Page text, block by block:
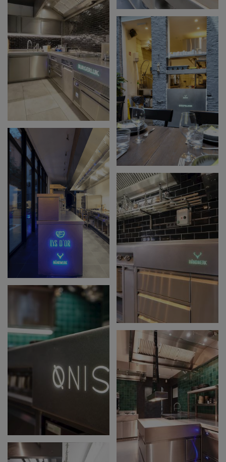
KONRAD-
ADENAUER-
STIFTUNG /
EVENTKEUKEN
BURGERLIJK
AMBACHTELIJKE
KEUKEN OP MAAT
VOOR CHAPELUUR
KEUKEN OP MAAT
VAN DE EERSTE KOK
VAN BELGIË 2018
PROFESSIONELE
MAATKEUKEN VOOR
RESTAURANT MOUT
IN DAMME
KEUKEN MET